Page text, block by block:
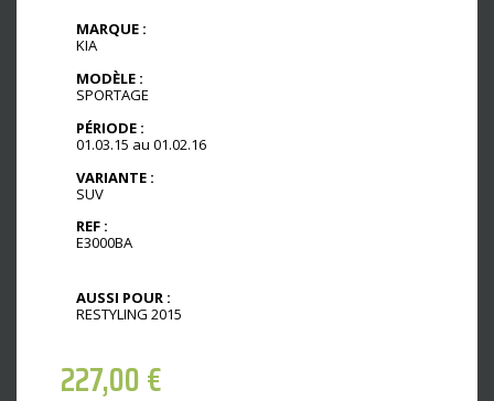
MARQUE :
KIA
MODÈLE :
SPORTAGE
PÉRIODE :
01.03.15 au 01.02.16
VARIANTE :
SUV
REF :
E3000BA
AUSSI POUR :
RESTYLING 2015
227,00€